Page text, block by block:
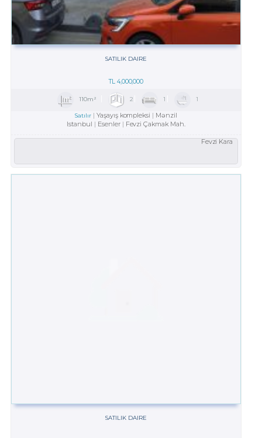
SATILIK DAIRE
TL4,000,000
110m² 2 1 1
Satılır Yaşayış kompleksi
Mənzil
Istanbul
Esenler Fevzi Çakmak Mah.
Fevzi Kara
SATILIK DAIRE